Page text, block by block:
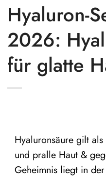
Hyaluron-
2026:
für glatte
Hyaluronsäure gilt
und pralle Haut &
Geheimnis liegt in